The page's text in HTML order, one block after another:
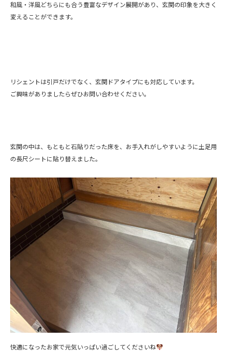
和風・洋風どちらにも合う豊富なデザイン展開があり、玄関の印象を大きく
変えることができます。
リシェントは引戸だけでなく、玄関ドアタイプにも対応しています。
ご興味がありましたらぜひお問い合わせください。
玄関の中は、もともと石貼りだった床を、お手入れがしやすいように土足用
の長尺シートに貼り替えました。
快適になったお家で元気いっぱい過ごしてくださいね